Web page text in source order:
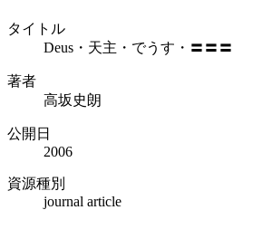
タイトル
Deus・天主・でうす・〓〓〓
著者
高坂史朗
公開日
2006
資源種別
journal article